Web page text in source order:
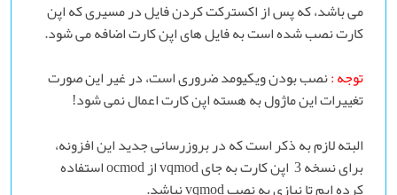
می باشد، که پس از اکسترکت کردن فایل در مسیری که اپن
کارت نصب شده است به فایل های اپن کارت اضافه می شود.
توجه :نصب بودن ویکیومد ضروری است، در غیر این صورت
تغییرات این ماژول به هسته اپن کارت اعمال نمی شود!
البته لازم به ذکر است که در بروزرسانی جدید این افزونه،
برای نسخه 3 اپن کارت به جای vqmod از ocmod استفاده